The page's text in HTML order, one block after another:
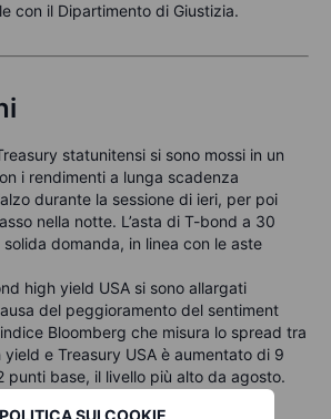
POLITICA SUI COOKIE
con il Dipartimento di Giustizia.
statunitensi si sono mossi in un
i rendimenti a lunga scadenza
durante la sessione di ieri, per poi
nella notte. L’asta di T-bond a 30
domanda, in linea con le aste
high yield USA si sono allargati
del peggioramento del sentiment
Bloomberg che misura lo spread tra
e Treasury USA è aumentato di 9
punti base, il livello più alto da agosto.